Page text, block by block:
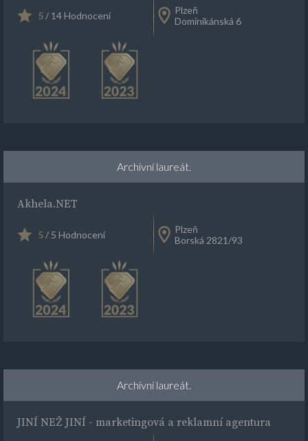
5/ 14 Hodnocení
Plzeň
Dominikánská 6
Archivní laureát.
Akhela.NET
5/ 5 Hodnocení
Plzeň
Borská 2821/93
Archivní laureát.
JINÍ NEŽ JINÍ - marketingová a reklamní agentura